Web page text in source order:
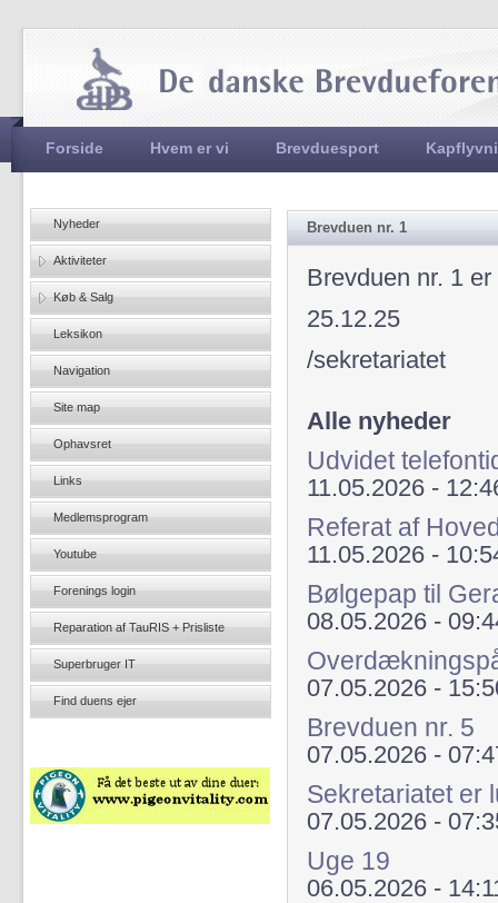
Hovedmenu
Forside Hvem er vi Brevduesport
Brevduen nr. 1
Brevduen nr. 1
25.12.25
/sekretariatet
Alle nyheder
Udvidet
11.05.2026 -
Referat af
11.05.2026 -
Bølgepap til
08.05.2026 -
07.05.2026 -
Brevduen nr. 5
07.05.2026 -
Sekretariatet er
07.05.2026 -
Uge 19
06.05.2026 -
Nyheder
Aktiviteter
Køb & Salg
Leksikon
Navigation
Site map
Ophavsret
Links
Medlemsprogram
Youtube
Forenings login
Reparation af TauRIS + Prisliste
Superbruger IT
Find duens ejer